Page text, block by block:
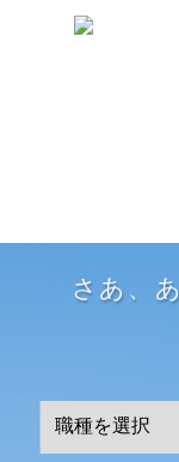
さあ、